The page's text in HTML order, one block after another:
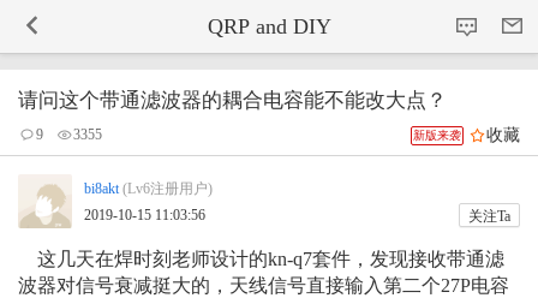
QRP and DIY
请问这个带通滤波器的耦合电容能不能改大点？
9 3355 新版来袭 收藏
bi8akt(Lv6注册用户)
2019-10-15 11:03:56
关注Ta
这几天在焊时刻老师设计的kn-q7套件，发现接收带通滤
波器对信号衰减挺大的，天线信号直接输入第二个27P电容